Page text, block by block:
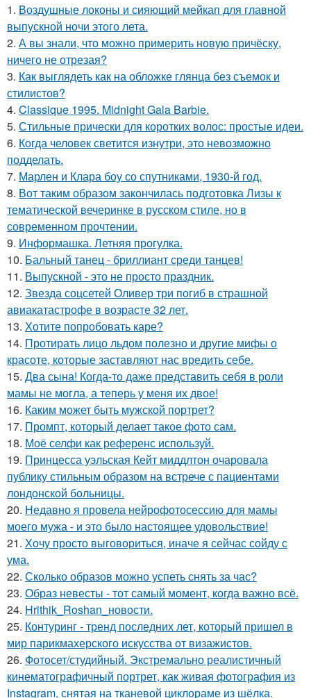
1. Воздушные локоны и сияющий мейкап для главной
выпускной ночи этого лета.
2. А вы знали, что можно примерить новую причёску,
ничего не отрезая?
3. Как выглядеть как на обложке глянца без съемок и
стилистов?
4. Classique 1995. Midnight Gala Barbie.
5. Стильные прически для коротких волос: простые идеи.
6. Когда человек светится изнутри, это невозможно
подделать.
7. Марлен и Клара боу со спутниками, 1930-й год.
8. Вот таким образом закончилась подготовка Лизы к
тематической вечеринке в русском стиле, но в
современном прочтении.
9. Информашка. Летняя прогулка.
10. Бальный танец - бриллиант среди танцев!
11. Выпускной - это не просто праздник.
12. Звезда соцсетей Оливер три погиб в страшной
авиакатастрофе в возрасте 32 лет.
13. Хотите попробовать каре?
14. Протирать лицо льдом полезно и другие мифы о
красоте, которые заставляют нас вредить себе.
15. Два сына! Когда-то даже представить себя в роли
мамы не могла, а теперь у меня их двое!
16. Каким может быть мужской портрет?
17. Промпт, который делает такое фото сам.
18. Моё селфи как референс используй.
19. Принцесса уэльская Кейт миддлтон очаровала
публику стильным образом на встрече с пациентами
лондонской больницы.
20. Недавно я провела нейрофотосессию для мамы
моего мужа - и это было настоящее удовольствие!
21. Хочу просто выговориться, иначе я сейчас сойду с
ума.
22. Сколько образов можно успеть снять за час?
23. Образ невесты - тот самый момент, когда важно всё.
24. Hrithik_Roshan_новости.
25. Контуринг - тренд последних лет, который пришел в
мир парикмахерского искусства от визажистов.
26. Фотосет/студийный. Экстремально реалистичный
кинематографичный портрет, как живая фотография из
Instagram, снятая на тканевой циклораме из шёлка.